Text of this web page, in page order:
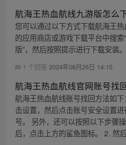
航海王热血航线九游版怎么
您可以通过以下方式下载航海王
的应用商店或游戏下载平台中搜
版”，然后按照提示进行下载安装。
1 个回答 2024年08月26日 14:15
航海王热血航线官网账号找
航海王热血航线账号找回方法如
击设置，然后点击账号安全设置
号。 另外，还可以按照以下步骤
后，点击上方的鲨鱼图标。 2. 然